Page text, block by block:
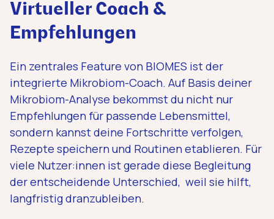
Virtueller Coach &
Empfehlungen
Ein zentrales Feature von BIOMES ist der
integrierte Mikrobiom-Coach. Auf Basis deiner
Mikrobiom-Analyse bekommst du nicht nur
Empfehlungen für passende Lebensmittel,
sondern kannst deine Fortschritte verfolgen,
Rezepte speichern und Routinen etablieren. Für
viele Nutzer:innen ist gerade diese Begleitung
der entscheidende Unterschied, weil sie hilft,
langfristig dranzubleiben.